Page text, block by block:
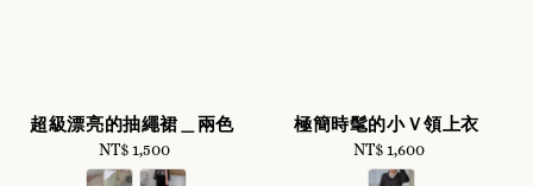
超級漂亮的抽繩裙＿兩色
Regular
price
NT$ 1,500
極簡時髦的小Ｖ領上衣
Regular
price
NT$ 1,600